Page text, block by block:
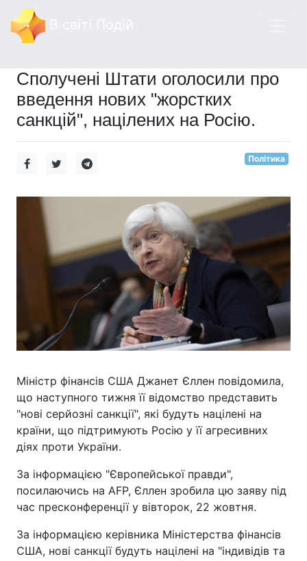
Сполучені Штати оголосили про
введення нових "жорстких
санкцій", націлених на Росію.
Політика
Міністр фінансів США Джанет Єллен повідомила,
що наступного тижня її відомство представить
"нові серйозні санкції", які будуть націлені на
країни, що підтримують Росію у її агресивних
діях проти України.
За інформацією "Європейської правди",
посилаючись на AFP, Єллен зробила цю заяву під
час пресконференції у вівторок, 22 жовтня.
За інформацією керівника Міністерства фінансів
США, нові санкції будуть націлені на "індивідів та